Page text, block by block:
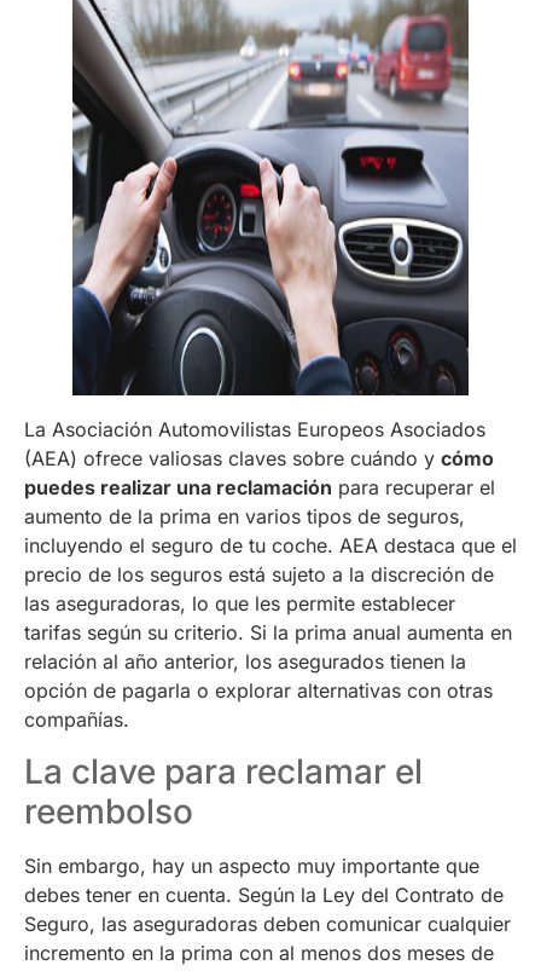
La Asociación Automovilistas Europeos Asociados
(AEA) ofrece valiosas claves sobre cuándo y cómo
puedes realizar una reclamación para recuperar el
aumento de la prima en varios tipos de seguros,
incluyendo el seguro de tu coche. AEA destaca que el
precio de los seguros está sujeto a la discreción de
las aseguradoras, lo que les permite establecer
tarifas según su criterio. Si la prima anual aumenta en
relación al año anterior, los asegurados tienen la
opción de pagarla o explorar alternativas con otras
compañías.
La clave para reclamar el
reembolso
Sin embargo, hay un aspecto muy importante que
debes tener en cuenta. Según la Ley del Contrato de
Seguro, las aseguradoras deben comunicar cualquier
incremento en la prima con al menos dos meses de